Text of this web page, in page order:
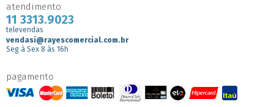
atendimento
11 3313.9023
televendas
vendasi@rayescomercial.com.br
Seg à Sex 8 às 16h
pagamento